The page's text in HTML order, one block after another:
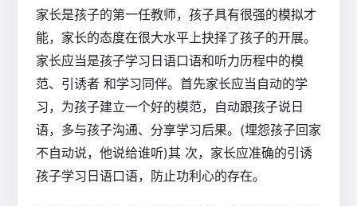
家长是孩子的第一任教师，孩子具有很强的模拟才
能，家长的态度在很大水平上抉择了孩子的开展。
家长应当是孩子学习日语口语和听力历程中的模
范、引诱者 和学习同伴。首先家长应当自动的学
习，为孩子建立一个好的模范，自动跟孩子说日
语，多与孩子沟通、分享学习后果。(埋怨孩子回家
不自动说，他说给谁听)其 次，家长应准确的引诱
孩子学习日语口语，防止功利心的存在。